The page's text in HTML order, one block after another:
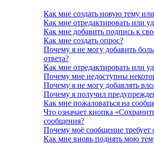
Как мне создать новую тему
Как мне отредактировать или
Как мне добавить подпись к
Как мне создать опрос?
Почему я не могу добавить
ответа?
Как мне отредактировать или
Почему мне недоступны
Почему я не могу добавлять
Почему я получил
Как мне пожаловаться на
Что означает кнопка
сообщения?
Почему моё сообщение требует
Как мне вновь поднять мою